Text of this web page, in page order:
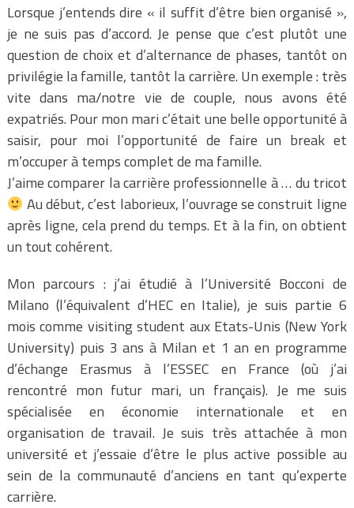
Lorsque j’entends dire « il suffit d’être bien organisé »,
je ne suis pas d’accord. Je pense que c’est plutôt une
question de choix et d’alternance de phases, tantôt on
privilégie la famille, tantôt la carrière. Un exemple : très
vite dans ma/notre vie de couple, nous avons été
expatriés. Pour mon mari c’était une belle opportunité à
saisir, pour moi l’opportunité de faire un break et
m’occuper à temps complet de ma famille.
J’aime comparer la carrière professionnelle à … du tricot
Au début, c’est laborieux, l’ouvrage se construit ligne
après ligne, cela prend du temps. Et à la fin, on obtient
un tout cohérent.
Mon parcours : j’ai étudié à l’Université Bocconi de
Milano (l’équivalent d’HEC en Italie), je suis partie 6
mois comme visiting student aux Etats-Unis (New York
University) puis 3 ans à Milan et 1 an en programme
d’échange Erasmus à l’ESSEC en France (où j’ai
rencontré mon futur mari, un français). Je me suis
spécialisée en économie internationale et en
organisation de travail. Je suis très attachée à mon
université et j’essaie d’être le plus active possible au
sein de la communauté d’anciens en tant qu’experte
carrière.